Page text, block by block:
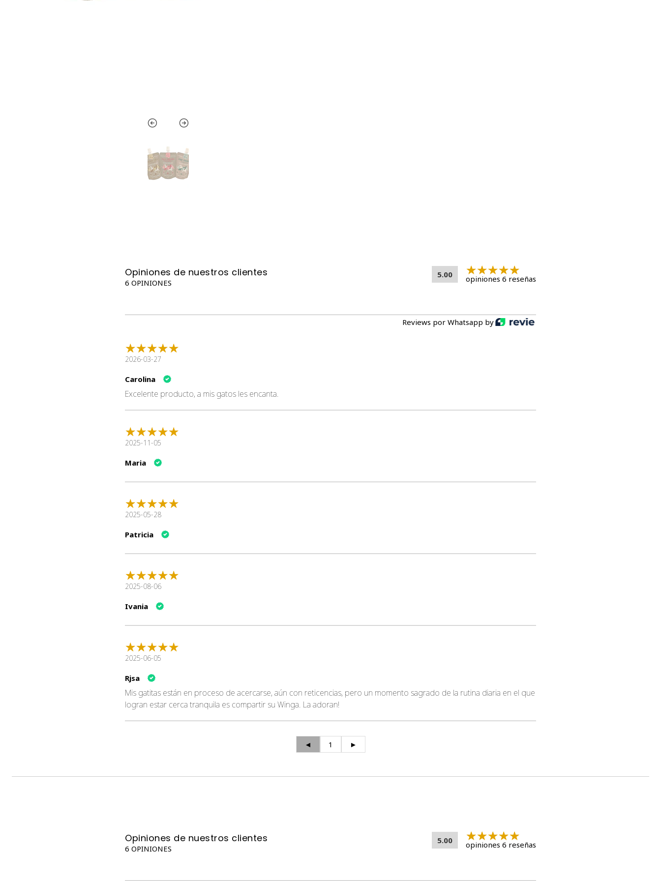
Opiniones de nuestros clientes
6 OPINIONES
5.00 opiniones 6 reseñas
Reviews por Whatsapp by
2026-03-27
Carolina
Excelente producto, a mis gatos les encanta.
2025-11-05
Maria
2025-05-28
Patricia
2025-08-06
Ivania
2025-06-05
Rjsa
Mis gatitas están en proceso de acercarse, aún con reticencias, pero un momento sagrado de la rutina diaria en el que
logran estar cerca tranquila es compartir su Winga. La adoran!
◄ 1 ►
Opiniones de nuestros clientes
6 OPINIONES
5.00 opiniones 6 reseñas